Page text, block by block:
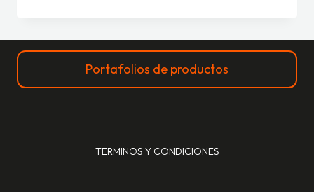
DE
CARRETERA
PARA
Portafolios de productos
TERMINOS Y CONDICIONES